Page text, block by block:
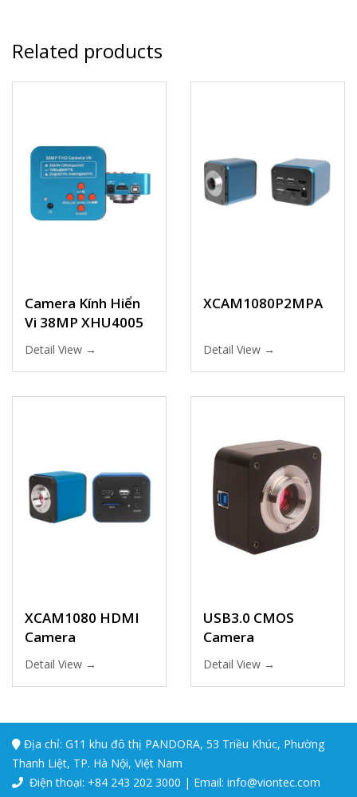
Related products
Camera Kính Hiển
Vi 38MP XHU4005
Detail View →
XCAM1080P2MPA
Detail View →
XCAM1080 HDMI
Camera
Detail View →
USB3.0 CMOS
Camera
Detail View →
Địa chỉ: G11 khu đô thị PANDORA, 53 Triều Khúc, Phường
Thanh Liệt, TP. Hà Nội, Việt Nam
Điện thoại: +84 243 202 3000 | Email: info@viontec.com